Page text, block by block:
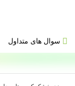
سوال های متداول